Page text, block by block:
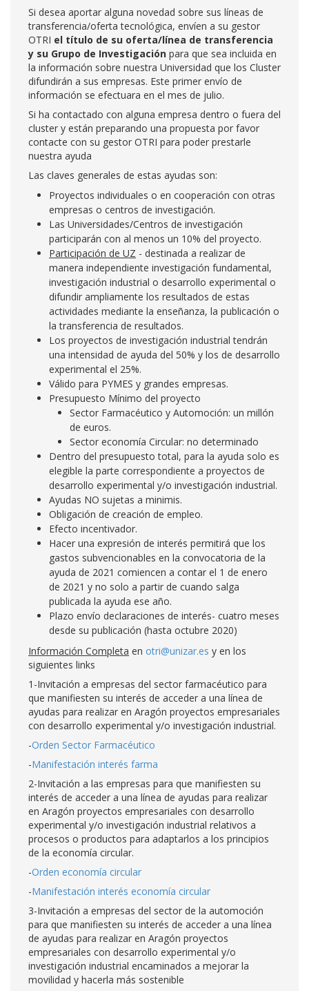
Si desea aportar alguna novedad sobre sus líneas de
transferencia/oferta tecnológica, envíen a su gestor
OTRI el título de su oferta/línea de transferencia
y su Grupo de Investigación para que sea incluida en
la información sobre nuestra Universidad que los Cluster
difundirán a sus empresas. Este primer envío de
información se efectuara en el mes de julio.
Si ha contactado con alguna empresa dentro o fuera del
cluster y están preparando una propuesta por favor
contacte con su gestor OTRI para poder prestarle
nuestra ayuda
Las claves generales de estas ayudas son:
Proyectos individuales o en cooperación con otras
empresas o centros de investigación.
Las Universidades/Centros de investigación
participarán con al menos un 10% del proyecto.
Participación de UZ - destinada a realizar de
manera independiente investigación fundamental,
investigación industrial o desarrollo experimental o
difundir ampliamente los resultados de estas
actividades mediante la enseñanza, la publicación o
la transferencia de resultados.
Los proyectos de investigación industrial tendrán
una intensidad de ayuda del 50% y los de desarrollo
experimental el 25%.
Válido para PYMES y grandes empresas.
Presupuesto Mínimo del proyecto
Sector Farmacéutico y Automoción: un millón
de euros.
Sector economía Circular: no determinado
Dentro del presupuesto total, para la ayuda solo es
elegible la parte correspondiente a proyectos de
desarrollo experimental y/o investigación industrial.
Ayudas NO sujetas a minimis.
Obligación de creación de empleo.
Efecto incentivador.
Hacer una expresión de interés permitirá que los
gastos subvencionables en la convocatoria de la
ayuda de 2021 comiencen a contar el 1 de enero
de 2021 y no solo a partir de cuando salga
publicada la ayuda ese año.
Plazo envío declaraciones de interés- cuatro meses
desde su publicación (hasta octubre 2020)
Información Completa en otri@unizar.es y en los
siguientes links
1-Invitación a empresas del sector farmacéutico para
que manifiesten su interés de acceder a una línea de
ayudas para realizar en Aragón proyectos empresariales
con desarrollo experimental y/o investigación industrial.
-Orden Sector Farmacéutico
-Manifestación interés farma
2-Invitación a las empresas para que manifiesten su
interés de acceder a una línea de ayudas para realizar
en Aragón proyectos empresariales con desarrollo
experimental y/o investigación industrial relativos a
procesos o productos para adaptarlos a los principios
de la economía circular.
-Orden economía circular
-Manifestación interés economía circular
3-Invitación a empresas del sector de la automoción
para que manifiesten su interés de acceder a una línea
de ayudas para realizar en Aragón proyectos
empresariales con desarrollo experimental y/o
investigación industrial encaminados a mejorar la
movilidad y hacerla más sostenible